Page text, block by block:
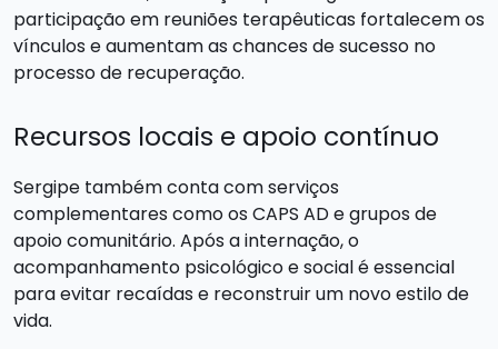
participação em reuniões terapêuticas fortalecem os
vínculos e aumentam as chances de sucesso no
processo de recuperação.
Recursos locais e apoio contínuo
Sergipe também conta com serviços
complementares como os CAPS AD e grupos de
apoio comunitário. Após a internação, o
acompanhamento psicológico e social é essencial
para evitar recaídas e reconstruir um novo estilo de
vida.